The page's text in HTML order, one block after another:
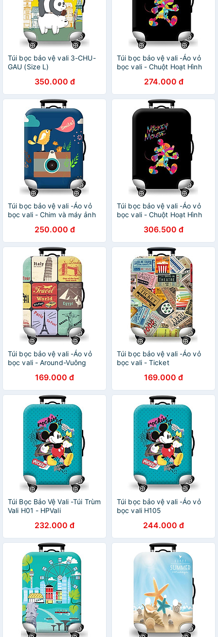
Túi bọc bảo vệ vali 3-CHU-
GAU (Size L)
350.000 đ
Túi bọc bảo vệ vali -Áo vỏ
bọc vali - Chuột Hoạt Hình
274.000 đ
Túi bọc bảo vệ vali -Áo vỏ
bọc vali - Chim và máy ảnh
250.000 đ
Túi bọc bảo vệ vali -Áo vỏ
bọc vali - Chuột Hoạt Hình
HPValiOEM306.500 đ
Túi bọc bảo vệ vali -Áo vỏ
bọc vali - Around-Vuông
169.000 đ
Túi bọc bảo vệ vali -Áo vỏ
bọc vali - Ticket
169.000 đ
Túi Bọc Bảo Vệ Vali -Túi Trùm
Vali H01 - HPVali
232.000 đ
Túi bọc bảo vệ vali -Áo vỏ
bọc vali H105
244.000 đ